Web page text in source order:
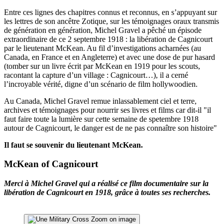
Entre ces lignes des chapitres connus et reconnus, en s’appuyant sur
les lettres de son ancêtre Zotique, sur les témoignages oraux transmis
de génération en génération, Michel Gravel a pêché un épisode
extraordinaire de ce 2 septembre 1918 : la libération de Cagnicourt
par le lieutenant McKean. Au fil d’investigations acharnées (au
Canada, en France et en Angleterre) et avec une dose de pur hasard
(tomber sur un livre écrit par McKean en 1919 pour les scouts,
racontant la capture d’un village : Cagnicourt…), il a cerné
l’incroyable vérité, digne d’un scénario de film hollywoodien.
Au Canada, Michel Gravel remue inlassablement ciel et terre,
archives et témoignages pour nourrir ses livres et films car dit-il "il
faut faire toute la lumière sur cette semaine de spetembre 1918
autour de Cagnicourt, le danger est de ne pas connaître son histoire"
Il faut se souvenir du lieutenant McKean.
McKean of Cagnicourt
Merci à Michel Gravel qui a réalisé ce film documentaire sur la
libération de Cagnicourt en 1918, grâce à toutes ses recherches.
Zoom on image